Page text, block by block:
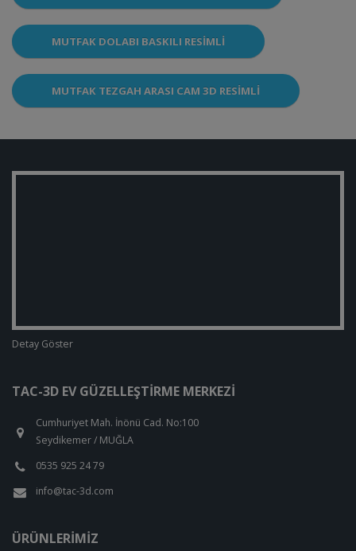
MUTFAK DOLABI BASKILI RESIMLI
MUTFAK TEZGAH ARASI CAM 3D RESIMLI
Detay Göster
TAC-3D EV GÜZELLEŞTIRME MERKEZI
Cumhuriyet Mah. İnönü Cad. No:100
Seydikemer / MUĞLA
0535 925 24 79
info@tac-3d.com
ÜRÜNLERIMIZ